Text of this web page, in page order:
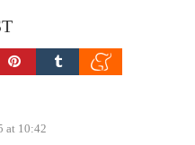
at 10:42